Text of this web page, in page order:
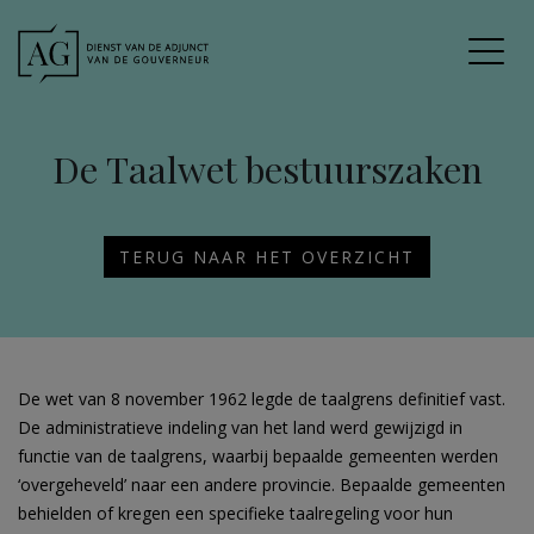
De Taalwet bestuurszaken
TERUG NAAR HET OVERZICHT
De wet van 8 november 1962 legde de taalgrens definitief vast.
De administratieve indeling van het land werd gewijzigd in
functie van de taalgrens, waarbij bepaalde gemeenten werden
‘overgeheveld’ naar een andere provincie. Bepaalde gemeenten
behielden of kregen een specifieke taalregeling voor hun